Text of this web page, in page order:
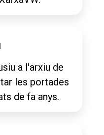
a l'arxiu de
les portades
de fa anys.